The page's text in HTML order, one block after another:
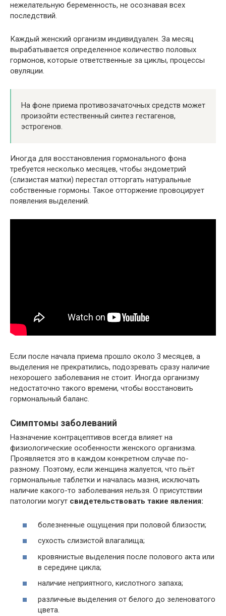
нежелательную беременность, не осознавая всех
последствий.
Каждый женский организм индивидуален. За месяц
вырабатывается определенное количество половых
гормонов, которые ответственные за циклы, процессы
овуляции.
На фоне приема противозачаточных средств может
произойти естественный синтез гестагенов,
эстрогенов.
Иногда для восстановления гормонального фона
требуется несколько месяцев, чтобы эндометрий
(слизистая матки) перестал отторгать натуральные
собственные гормоны. Такое отторжение провоцирует
появления выделений.
Если после начала приема прошло около 3 месяцев, а
выделения не прекратились, подозревать сразу наличие
нехорошего заболевания не стоит. Иногда организму
недостаточно такого времени, чтобы восстановить
гормональный баланс.
Симптомы заболеваний
Назначение контрацептивов всегда влияет на
физиологические особенности женского организма.
Проявляется это в каждом конкретном случае по-
разному. Поэтому, если женщина жалуется, что пьёт
гормональные таблетки и началась мазня, исключать
наличие какого-то заболевания нельзя. О присутствии
патологии могут свидетельствовать такие явления:
болезненные ощущения при половой близости;
сухость слизистой влагалища;
кровянистые выделения после полового акта или
в середине цикла;
наличие неприятного, кислотного запаха;
различные выделения от белого до зеленоватого
цвета.